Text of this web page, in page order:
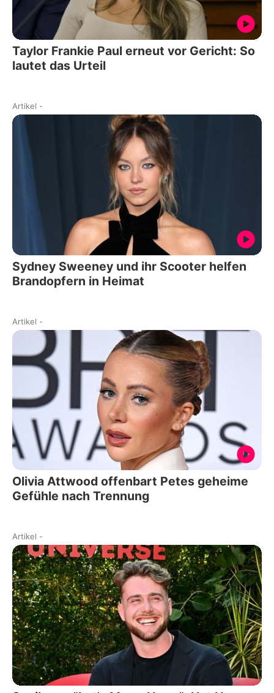
Taylor Frankie Paul erneut vor Gericht: So
lautet das Urteil
Artikel -
Sydney Sweeney und ihr Scooter helfen
Brandopfern in Heimat
Artikel -
Olivia Attwood offenbart Petes geheime
Gefühle nach Trennung
Artikel -